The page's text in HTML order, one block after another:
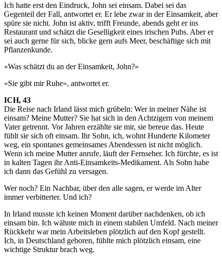
Ich hatte erst den Eindruck, John sei einsam. Dabei sei das
Gegenteil der Fall, antwortet er. Er lebe zwar in der Einsamkeit, aber
spüre sie nicht. John ist aktiv, trifft Freunde, abends geht er ins
Restaurant und schätzt die Geselligkeit eines irischen Pubs. Aber er
sei auch gerne für sich, blicke gern aufs Meer, beschäftige sich mit
Pflanzenkunde.
«Was schätzt du an der Einsamkeit, John?»
«Sie gibt mir Ruhe», antwortet er.
ICH, 43
Die Reise nach Irland lässt mich grübeln: Wer in meiner Nähe ist
einsam? Meine Mutter? Sie hat sich in den Achtzigern von meinem
Vater getrennt. Vor Jahren erzählte sie mir, sie bereue das. Heute
fühlt sie sich oft einsam. Ihr Sohn, ich, wohnt Hunderte Kilometer
weg, ein spontanes gemeinsames Abendessen ist nicht möglich.
Wenn ich meine Mutter anrufe, läuft der Fernseher. Ich fürchte, es ist
in kalten Tagen ihr Anti-Einsamkeits-Medikament. Als Sohn habe
ich dann das Gefühl zu versagen.
Wer noch? Ein Nachbar, über den alle sagen, er werde im Alter
immer verbitterter. Und ich?
In Irland musste ich keinen Moment darüber nachdenken, ob ich
einsam bin. Ich wähnte mich in einem stabilen Umfeld. Nach meiner
Rückkehr war mein Arbeitsleben plötzlich auf den Kopf gestellt.
Ich, in Deutschland geboren, fühlte mich plötzlich einsam, eine
wichtige Struktur brach weg.